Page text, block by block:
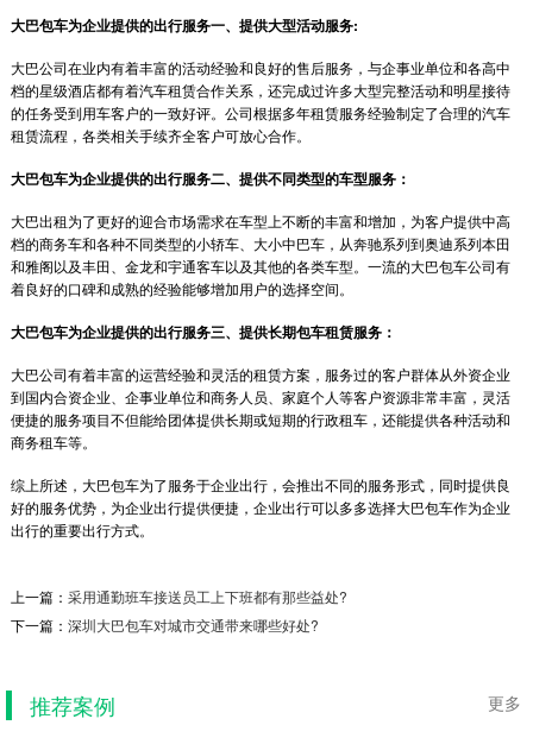
大巴包车为企业提供的出行服务一、提供大型活动服务:
大巴公司在业内有着丰富的活动经验和良好的售后服务，与企事业单位和各高中
档的星级酒店都有着汽车租赁合作关系，还完成过许多大型完整活动和明星接待
的任务受到用车客户的一致好评。公司根据多年租赁服务经验制定了合理的汽车
租赁流程，各类相关手续齐全客户可放心合作。
大巴包车为企业提供的出行服务二、提供不同类型的车型服务：
大巴出租为了更好的迎合市场需求在车型上不断的丰富和增加，为客户提供中高
档的商务车和各种不同类型的小轿车、大小中巴车，从奔驰系列到奥迪系列本田
和雅阁以及丰田、金龙和宇通客车以及其他的各类车型。一流的大巴包车公司有
着良好的口碑和成熟的经验能够增加用户的选择空间。
大巴包车为企业提供的出行服务三、提供长期包车租赁服务：
大巴公司有着丰富的运营经验和灵活的租赁方案，服务过的客户群体从外资企业
到国内合资企业、企事业单位和商务人员、家庭个人等客户资源非常丰富，灵活
便捷的服务项目不但能给团体提供长期或短期的行政租车，还能提供各种活动和
商务租车等。
综上所述，大巴包车为了服务于企业出行，会推出不同的服务形式，同时提供良
好的服务优势，为企业出行提供便捷，企业出行可以多多选择大巴包车作为企业
出行的重要出行方式。
上一篇： 采用通勤班车接送员工上下班都有那些益处?
下一篇： 深圳大巴包车对城市交通带来哪些好处?
更多
推荐案例
广州黄埔区仙妮蕾德企业员工班车
广州黄埔区仙妮蕾德企业员工班车项目背景：客